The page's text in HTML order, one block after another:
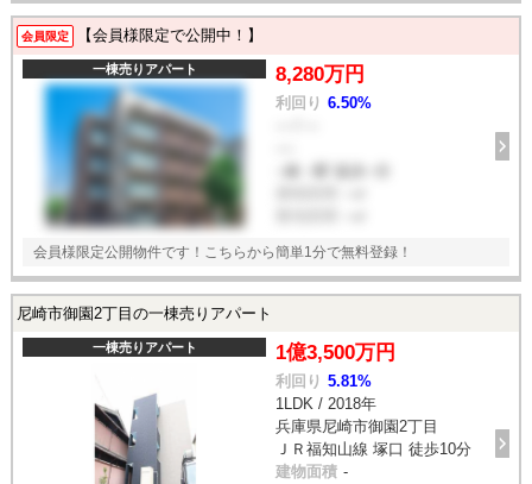
会員限定 【会員様限定で公開中！】
一棟売りアパート 8,280万円
利回り 6.50%
会員様限定公開物件です！こちらから簡単1分で無料登録！
尼崎市御園2丁目の一棟売りアパート
一棟売りアパート 1億3,500万円
利回り 5.81%
1LDK / 2018年
兵庫県尼崎市御園2丁目
ＪＲ福知山線 塚口 徒歩10分
建物面積 -